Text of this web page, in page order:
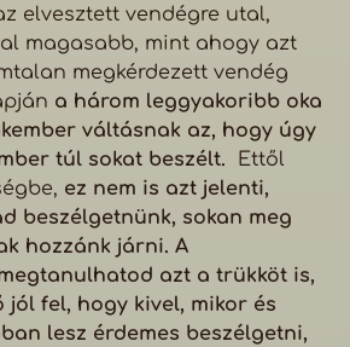
elvesztett vendégre utal,
magasabb, mint ahogy azt
megkérdezett vendég
a három leggyakoribb oka
váltásnak az, hogy úgy
túl sokat beszélt. Ettől
ez nem is azt jelenti,
beszélgetnünk, sokan meg
hozzánk járni. A
azt a trükköt is,
jól fel, hogy kivel, mikor és
lesz érdemes beszélgetni,